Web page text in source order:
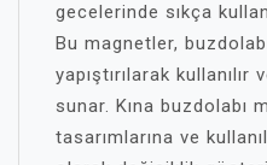
gecelerinde sıkça
Bu magnetler,
yapıştırılarak
sunar. Kına buzdolabı
tasarımlarına ve